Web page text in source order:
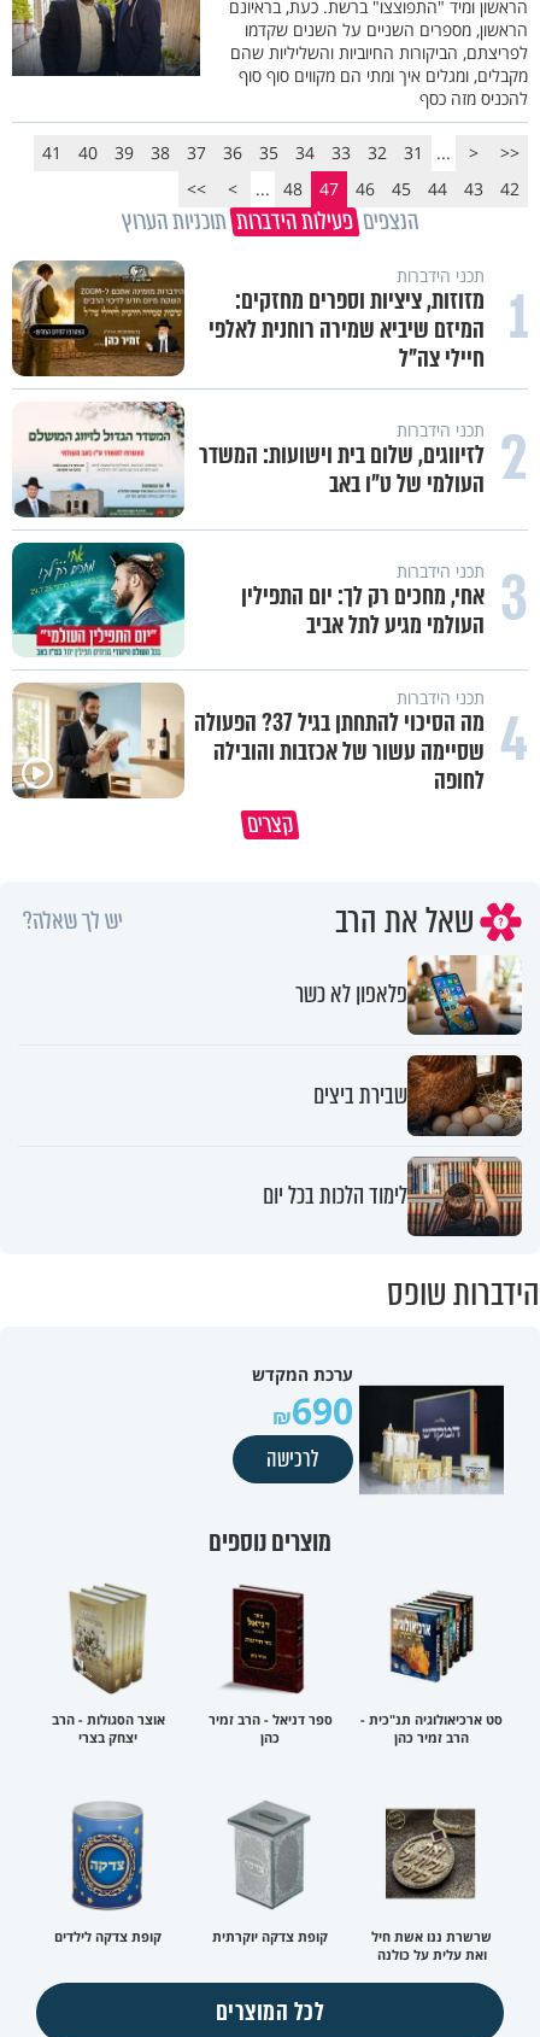
הראשון ומיד "התפוצצו" ברשת. כעת, בראיונם
הראשון, מספרים השניים על השנים שקדמו
לפריצתם, הביקורות החיוביות והשליליות שהם
מקבלים, ומגלים איך ומתי הם מקווים סוף סוף
להכניס מזה כסף
<<
<
...
31
32
33
34
35
36
37
38
39
40
41
42
43
44
45
46
47
48
...
>
>>
הנצפים פעילות הידברות תוכניות הערוץ
1 תכני הידברות
מזוזות, ציציות וספרים מחזקים:
המיזם שיביא שמירה רוחנית לאלפי
חיילי צה"ל
2 תכני הידברות
לזיווגים, שלום בית וישועות: המשדר
העולמי של ט"ו באב
3 תכני הידברות
אחי, מחכים רק לך: יום התפילין
העולמי מגיע לתל אביב
4 תכני הידברות
מה הסיכוי להתחתן בגיל 37? הפעולה
שסיימה עשור של אכזבות והובילה
לחופה
קצרים
שאל את הרב יש לך שאלה?
פלאפון לא כשר
שבירת ביצים
לימוד הלכות בכל יום
הידברות שופס
ערכת המקדש
690
לרכישה
מוצרים נוספים
סט ארכיאולוגיה תנ"כית -
הרב זמיר כהן
ספר דניאל - הרב זמיר
כהן
אוצר הסגולות - הרב
יצחק בצרי
שרשרת ננו אשת חיל
ואת עלית על כולנה
קופת צדקה יוקרתית קופת צדקה לילדים
לכל המוצרים